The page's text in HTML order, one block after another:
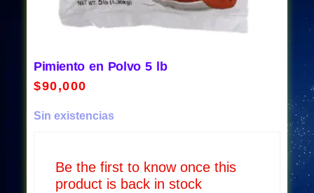
Pimiento en Polvo 5 lb
$90,000
Sin existencias
Be the first to know once this
product is back in stock